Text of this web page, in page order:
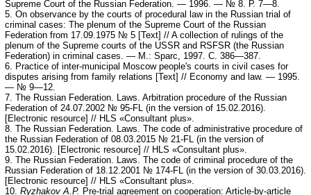
Supreme Court of the Russian Federation. — 1996. — № 8. Р. 7—8.
5. On observance by the courts of procedural law in the Russian trial of
criminal cases: The plenum of the Supreme Court of the Russian
Federation from 17.09.1975 № 5 [Text] // A collection of rulings of the
plenum of the Supreme courts of the USSR and RSFSR (the Russian
Federation) in criminal cases. — М.: Sparc, 1997. С. 386—387.
6. Practice of inter-municipal Moscow people's courts in civil cases for
disputes arising from family relations [Text] // Economy and law. — 1995.
— № 9—12.
7. The Russian Federation. Laws. Arbitration procedure of the Russian
Federation of 24.07.2002 № 95-FL (in the version of 15.02.2016).
[Electronic resource] // HLS «Consultant plus».
8. The Russian Federation. Laws. The code of administrative procedure of
the Russian Federation of 08.03.2015 № 21-FL (in the version of
15.02.2016). [Electronic resource] // HLS «Consultant plus».
9. The Russian Federation. Laws. The code of criminal procedure of the
Russian Federation of 18.12.2001 № 174-FL (in the version of 30.03.2016).
[Electronic resource] // HLS «Consultant plus».
10. Ryzhakov A.P. Pre-trial agreement on cooperation: Article-by-article